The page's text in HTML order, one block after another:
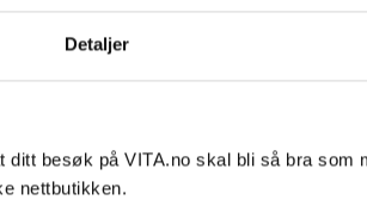
Detaljer
besøk på VITA.no skal bli så bra som
nettbutikken.